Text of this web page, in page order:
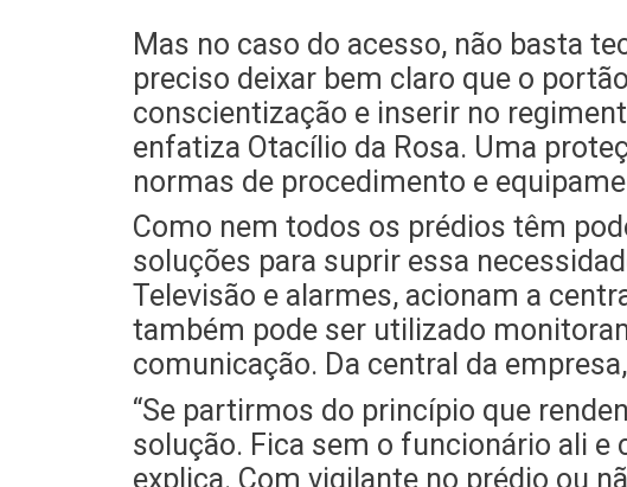
Mas no caso do acesso, não basta
preciso deixar bem claro que o
conscientização e inserir no
enfatiza Otacílio da Rosa. Uma
normas de procedimento e
Como nem todos os prédios têm
soluções para suprir essa
Televisão e alarmes, acionam a
também pode ser utilizado
comunicação. Da central da
“Se partirmos do princípio que
solução. Fica sem o funcionário ali e
explica. Com vigilante no prédio ou